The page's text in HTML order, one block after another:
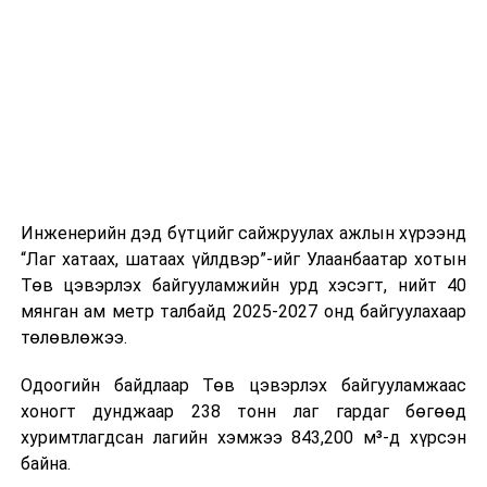
өдөр тутмын ажлын бэлэн байдлыг хангах зэрэг
практик ур чадварыг сургалтын хөтөлбөрт тусгажээ.
Сургалтыг танилцуулах лекц, асуулт-хариулт,
жишээнд суурилсан сургалт, багаар ажиллах дасгал,
танилцах, онцгой нөхцөлд ажиллах дадлага зэрэг
онол, практик хосолсон хэлбэрээр зохион байгуулж
байна.
Инженерийн дэд бүтцийг сайжруулах ажлын хүрээнд
“Лаг хатаах, шатаах үйлдвэр”-ийг Улаанбаатар хотын
Төв цэвэрлэх байгууламжийн урд хэсэгт, нийт 40
мянган ам метр талбайд 2025-2027 онд байгуулахаар
төлөвлөжээ.
Одоогийн байдлаар Төв цэвэрлэх байгууламжаас
хоногт дунджаар 238 тонн лаг гардаг бөгөөд
хуримтлагдсан лагийн хэмжээ 843,200 м³-д хүрсэн
байна.